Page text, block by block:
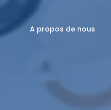
A propos de nous